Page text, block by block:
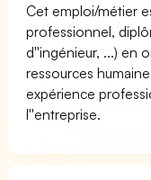
Cet emploi/métier
professionnel,
d''ingénieur, ...) en
ressources
expérience
l''entreprise.